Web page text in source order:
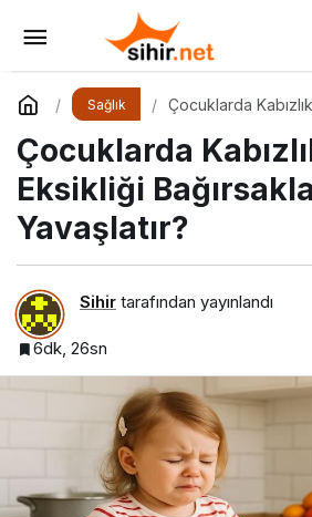
Sağlık
Çocuklarda
Çocuklarda
Eksikliği
Yavaşlatır?
Sihir tarafından yayınlandı
6dk, 26sn
Bebeklerde Gaz Sancısı:
Belirtileri ve Etkili Çözümler
Yorum Yap